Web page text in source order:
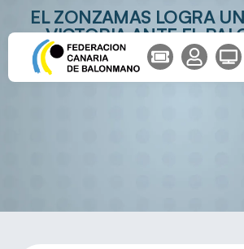
EL ZONZAMAS LOGRA
VICTORIA ANTE EL
PALENCIA